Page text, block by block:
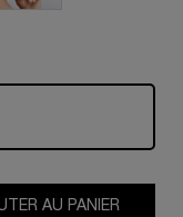
AU PANIER